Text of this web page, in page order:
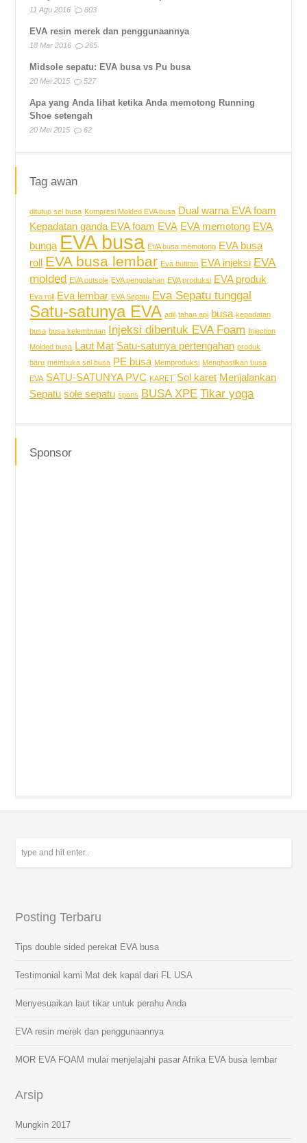
11 Agu 2016 803
EVA resin merek dan penggunaannya
18 Mar 2016 265
Midsole sepatu: EVA busa vs Pu busa
20 Mei 2015 527
Apa yang Anda lihat ketika Anda memotong Running
Shoe setengah
20 Mei 2015 62
Tag awan
ditutup sel busa Kompresi Molded EVA busa Dual warna EVA foam
Kepadatan ganda EVA foam EVA EVA memotong EVA
bunga EVA busa EVA busa memotong EVA busa
roll
EVA busa lembar Eva butiran EVA injeksi EVA
molded EVA outsole EVA pengolahan EVA produksi EVA produk
Eva roll Eva lembar EVA Sepatu Eva Sepatu tunggal
Satu-satunya EVA adil tahan api busa kepadatan
busa busa kelembutan Injeksi dibentuk EVA Foam
Injection
Molded busa Laut Mat Satu-satunya pertengahan produk
baru membuka sel busa PE busa Memproduksi Menghasilkan busa
EVA SATU-SATUNYA PVC KARET Sol karet Menjalankan
Sepatu sole sepatu spons BUSA XPE Tikar yoga
Sponsor
Posting Terbaru
Tips double sided perekat EVA busa
Testimonial kami Mat dek kapal dari FL USA
Menyesuaikan laut tikar untuk perahu Anda
EVA resin merek dan penggunaannya
MOR EVA FOAM mulai menjelajahi pasar Afrika EVA busa lembar
Arsip
Mungkin 2017